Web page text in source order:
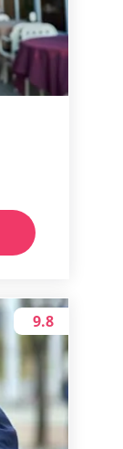
9.8